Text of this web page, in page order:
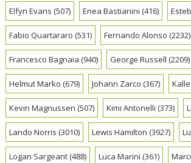
Elfyn Evans (507) Enea Bastianini (416)
Fabio Quartararo (531) Fernando Alonso (2232)
Francesco Bagnaia (940) George Russell (2209)
Helmut Marko (679) Johann Zarco (367)
Kevin Magnussen (507) Kimi Antonelli (373)
Lando Norris (3010) Lewis Hamilton (3927)
Logan Sargeant(488) Luca Marini (361)